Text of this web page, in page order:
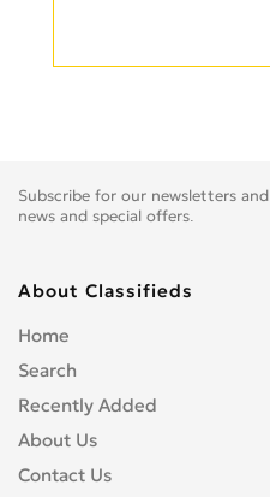
Subscribe for our newsletters
news and special offers.
About Classifieds
Home
Search
Recently Added
About Us
Contact Us